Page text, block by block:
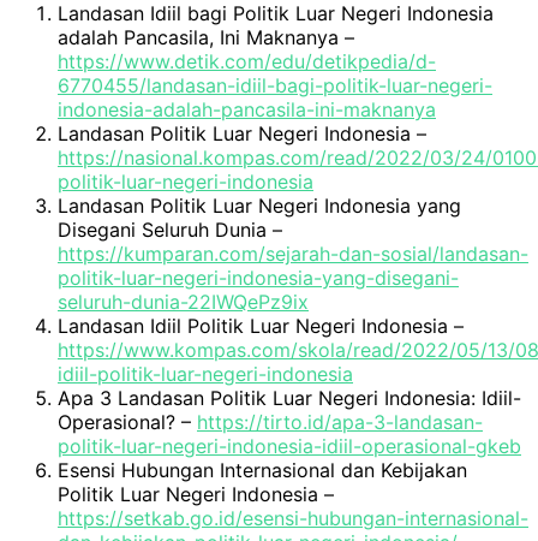
Landasan Idiil bagi Politik Luar Negeri Indonesia
adalah Pancasila, Ini Maknanya –
https://www.detik.com/edu/detikpedia/d-
6770455/landasan-idiil-bagi-politik-luar-negeri-
indonesia-adalah-pancasila-ini-maknanya
Landasan Politik Luar Negeri Indonesia –
https://nasional.kompas.com/read/2022/03/24/
politik-luar-negeri-indonesia
Landasan Politik Luar Negeri Indonesia yang
Disegani Seluruh Dunia –
https://kumparan.com/sejarah-dan-sosial/landasan-
politik-luar-negeri-indonesia-yang-disegani-
seluruh-dunia-22IWQePz9ix
Landasan Idiil Politik Luar Negeri Indonesia –
https://www.kompas.com/skola/read/2022/05/13/
idiil-politik-luar-negeri-indonesia
Apa 3 Landasan Politik Luar Negeri Indonesia: Idiil-
Operasional? – https://tirto.id/apa-3-landasan-
politik-luar-negeri-indonesia-idiil-operasional-gkeb
Esensi Hubungan Internasional dan Kebijakan
Politik Luar Negeri Indonesia –
https://setkab.go.id/esensi-hubungan-internasional-